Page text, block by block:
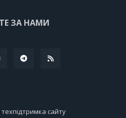
ЗА НАМИ
сайту